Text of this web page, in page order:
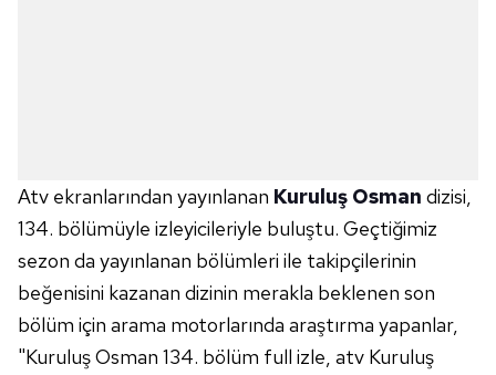
Atv ekranlarından yayınlanan Kuruluş Osman dizisi,
134. bölümüyle izleyicileriyle buluştu. Geçtiğimiz
sezon da yayınlanan bölümleri ile takipçilerinin
beğenisini kazanan dizinin merakla beklenen son
bölüm için arama motorlarında araştırma yapanlar,
"Kuruluş Osman 134. bölüm full izle, atv Kuruluş